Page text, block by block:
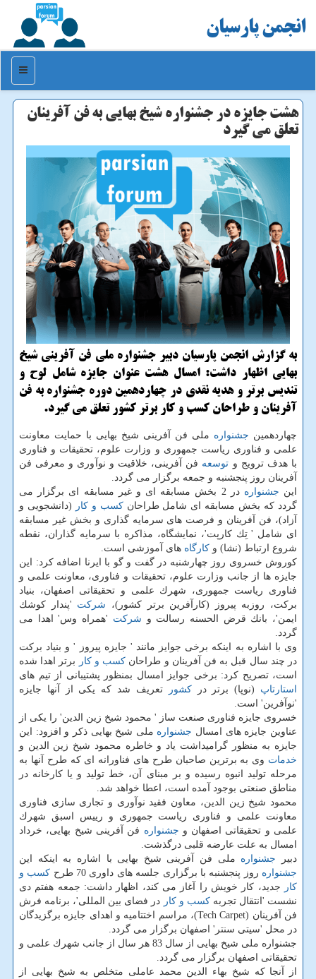
انجمن پارسیان
منو
هشت جایزه در جشنواره شیخ بهایی به فن آفرینان
تعلق می گیرد
به گزارش انجمن پارسیان دبیر جشنواره ملی فن آفرینی شیخ
بهایی اظهار داشت: امسال هشت عنوان جایزه شامل لوح و
تندیس برتر و هدیه نقدی در چهاردهمین دوره جشنواره به فن
آفرینان و طراحان كسب و كار برتر كشور تعلق می گیرد.
چهاردهمین جشنواره ملی فن آفرینی شیخ بهایی با حمایت معاونت
علمی و فناوری ریاست جمهوری و وزارت علوم، تحقیقات و فناوری
با هدف ترویج و توسعه فن آفرینی، خلاقیت و نوآوری و معرفی فن
آفرینان روز پنجشنبه و جمعه برگزار می گردد.
این جشنواره
در 2 بخش مسابقه ای و غیر مسابقه ای برگزار می
گردد كه بخش مسابقه ای شامل طراحانكسب و كار
(دانشجویی و
آزاد)، فن آفرینان و فرصت های سرمایه گذاری و بخش غیر مسابقه
ای شامل ' تِك كارپت'، نمایشگاه، مذاكره با سرمایه گذاران، نقطه
شروع ارتباط (نشا) و كارگاه های آموزشی است.
كوروش خسروی روز چهارشنبه در گفت و گو با ایرنا اضافه كرد: این
جایزه ها از جانب وزارت علوم، تحقیقات و فناوری، معاونت علمی و
فناوری ریاست جمهوری، شهرك علمی و تحقیقاتی اصفهان، بنیاد
بركت، روزبه پیروز (كارآفرین برتر كشور)، شركت 'پندار كوشك
ایمن'، بانك قرض الحسنه رسالت و شركت 'همراه وس' اهدا می
گردد.
وی با اشاره به اینكه برخی جوایز مانند ' جایزه پیروز ' و بنیاد بركت
در چند سال قبل به فن آفرینان و طراحان كسب و كار
برتر اهدا شده
است، تصریح كرد: برخی جوایز امسال بمنظور پشتیبانی از تیم های
استارتاپ (نوپا) برتر دركشور
تعریف شد كه یكی از آنها جایزه
'نوآفرین' است.
خسروی جایزه فناوری صنعت ساز ' محمود شیخ زین الدین' را یكی از
عناوین جایزه های امسال جشنواره ملی شیخ بهایی ذكر و افزود: این
جایزه به منظور گرامیداشت یاد و خاطره محمود شیخ زین الدین و
خدمات وی به برترین صاحبان طرح های فناورانه ای كه طرح آنها به
مرحله تولید انبوه رسیده و بر مبنای آن، خط تولید و یا كارخانه در
مناطق صنعتی بوجود آمده است، اعطا خواهد شد.
محمود شیخ زین الدین، معاون فقید نوآوری و تجاری سازی فناوری
معاونت علمی و فناوری ریاست جمهوری و رییس اسبق شهرك
علمی و تحقیقاتی اصفهان و جشنواره فن آفرینی شیخ بهایی، خرداد
امسال به علت عارضه قلبی درگذشت.
دبیر جشنواره ملی فن آفرینی شیخ بهایی با اشاره به اینكه این
جشنواره روز پنجشنبه با برگزاری جلسه های داوری 70 طرح
كسب و
كار
جدید، كار خویش را آغاز می كند، اظهار داشت: جمعه هفتم دی
نشست 'انتقال تجربهكسب و كار در فضای بین المللی'، برنامه فرش
فن آفرینان (Tech Carpet)، مراسم اختتامیه و اهدای جایزه برگزیدگان
در محل 'سیتی سنتر' اصفهان برگزار می گردد.
جشنواره ملی شیخ بهایی از سال 83 هر سال از جانب شهرك علمی و
تحقیقاتی اصفهان برگزار می گردد.
از آنجا كه شیخ بهاء الدین محمد عاملی متخلص به شیخ بهایی از